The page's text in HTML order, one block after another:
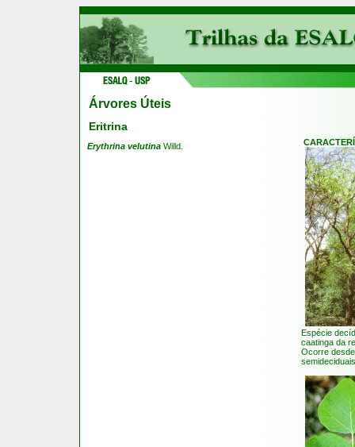
Árvores Úteis
Eritrina
Erythrina velutina Willd.
Espécie
caatinga da
Ocorre